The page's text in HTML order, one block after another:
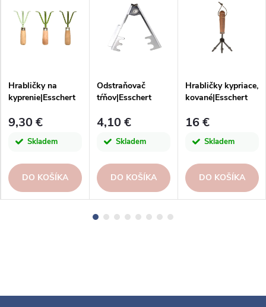
Hrabličky na
kyprenie|Esschert
9,30 €
Skladem
DO KOŠÍKA
Odstraňovač
tŕňov|Esschert
4,10 €
Skladem
DO KOŠÍKA
Hrabličky kypriace,
kované|Esschert
16 €
Skladem
DO KOŠÍKA